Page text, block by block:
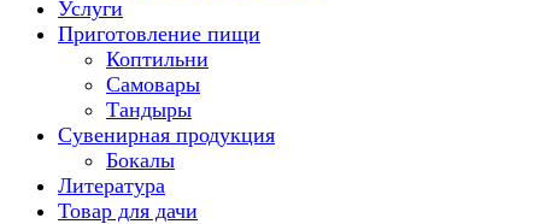
Услуги
Приготовление пищи
Коптильни
Самовары
Тандыры
Сувенирная продукция
Бокалы
Литература
Товар для дачи